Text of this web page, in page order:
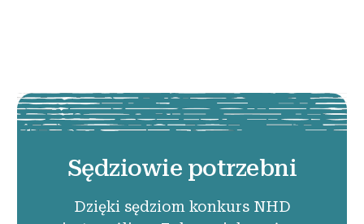
Sędziowie potrzebni
Dzięki sędziom konkurs NHD